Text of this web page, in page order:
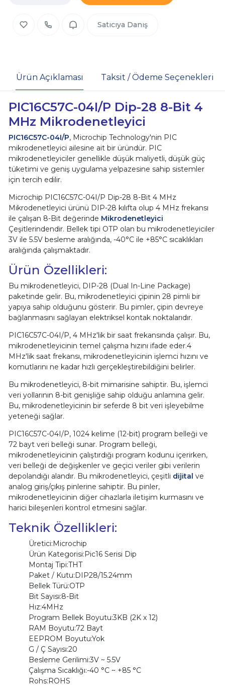
Satıcıya Danış
Ürün Açıklaması Taksit / Ödeme Seçenekleri
PIC16C57C-04I/P Dip-28 8-Bit 4
MHz Mikrodenetleyici
PIC16C57C-04I/P, Microchip Technology'nin PIC
mikrodenetleyici ailesine ait bir üründür. PIC
mikrodenetleyiciler genellikle düşük maliyetli, düşük güç
tüketimi ve geniş uygulama yelpazesine sahip sistemler
için tercih edilir.
Microchip PIC16C57C-04I/P Dip-28 8-Bit 4 MHz
Mikrodenetleyici ürünü DIP-28 kılıfta olup 4 MHz frekansı
ile çalışan 8-Bit değerinde Mikrodenetleyici
Çeşitlerindendir. Bellek tipi OTP olan bu mikrodenetleyiciler
3V ile 5.5V besleme aralığında, -40°C ile +85°C sıcaklıkları
aralığında çalışmaktadır.
Ürün Özellikleri:
Bu mikrodenetleyici, DIP-28 (Dual In-Line Package)
paketinde gelir. Bu, mikrodenetleyici çipinin 28 pimli bir
yapıya sahip olduğunu gösterir. Bu pimler, çipin devreye
bağlanmasını sağlayan elektriksel kontak noktalarıdır.
PIC16C57C-04I/P, 4 MHz'lik bir saat frekansında çalışır. Bu,
mikrodenetleyicinin temel çalışma hızını ifade eder.4
MHz'lik saat frekansı, mikrodenetleyicinin işlemci hızını ve
komutlarını ne kadar hızlı gerçekleştirebildiğini belirler.
Bu mikrodenetleyici, 8-bit mimarisine sahiptir. Bu, işlemci
veri yollarının 8-bit genişliğe sahip olduğu anlamına gelir.
Bu, mikrodenetleyicinin bir seferde 8 bit veri işleyebilme
yeteneği sağlar.
PIC16C57C-04I/P, 1024 kelime (12-bit) program belleği ve
72 bayt veri belleği sunar. Program belleği,
mikrodenetleyicinin çalıştırdığı program kodunu içerirken,
veri belleği de değişkenler ve geçici veriler gibi verilerin
depolandığı alandır. Bu mikrodenetleyici, çeşitli dijital ve
analog giriş/çıkış pinlerine sahiptir. Bu pinler,
mikrodenetleyicinin diğer cihazlarla iletişim kurmasını ve
harici bileşenleri kontrol etmesini sağlar.
Teknik Özellikleri:
Üretici:Microchip
Ürün Kategorisi:Pic16 Serisi Dip
Montaj Tipi:THT
Paket / Kutu:DIP28/15.24mm
Bellek Türü:OTP
Bit Sayısı:8-Bit
Hız:4MHz
Program Bellek Boyutu:3KB (2K x 12)
RAM Boyutu:72 Bayt
EEPROM Boyutu:Yok
G / Ç Sayısı:20
Besleme Gerilimi:3V ~ 5.5V
Çalışma Sıcaklığı:-40 °C ~ +85 °C
Rohs:ROHS